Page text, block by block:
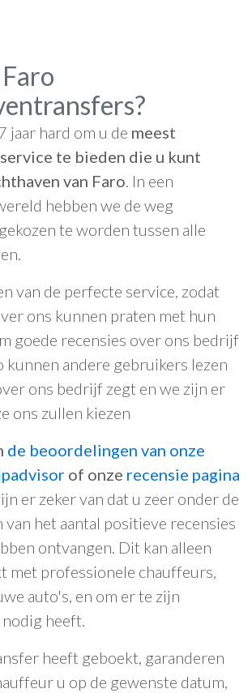
jaar hard om u de meest
te bieden die u kunt
van Faro. In een
hebben we de weg
te worden tussen alle
van de perfecte service, zodat
ons kunnen praten met hun
goede recensies over ons bedrijf
kunnen andere gebruikers lezen
ons bedrijf zegt en we zijn er
ons zullen kiezen
de beoordelingen van onze
of onze recensie pagina
er zeker van dat u zeer onder de
het aantal positieve recensies
ontvangen. Dit kan alleen
met professionele chauffeurs,
auto's, en om er te zijn
heeft.
heeft geboekt, garanderen
u op de gewenste datum,